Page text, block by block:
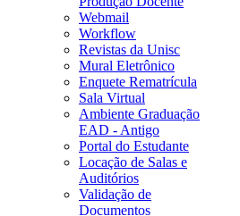
Webmail
Workflow
Revistas da Unisc
Mural Eletrônico
Enquete Rematrícula
Sala Virtual
Ambiente Graduação
EAD - Antigo
Portal do Estudante
Locação de Salas e
Auditórios
Validação de
Documentos